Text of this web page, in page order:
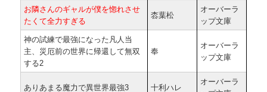
お隣さんのギャルが僕を惚れさせ
たくて全力すぎる
枩葉松
オーバーラ
ップ文庫
神の試練で最強になった凡人当
主、災厄前の世界に帰還して無双
する2
奉
オーバーラ
ップ文庫
ありあまる魔力で異世界最強3 十利ハレ
オーバーラ